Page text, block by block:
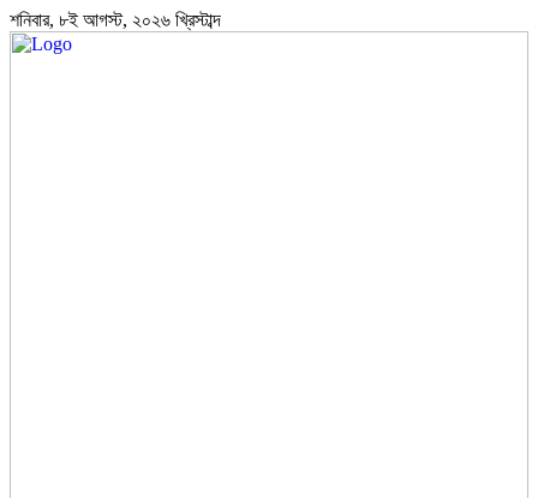
শনিবার, ৮ই আগস্ট, ২০২৬ খ্রিস্টাব্দ